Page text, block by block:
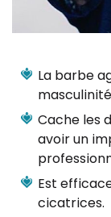
La barbe
masculinité
Cache les
avoir un
Est
cicatrices.